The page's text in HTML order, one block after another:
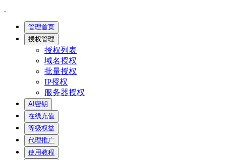
管理首页
授权管理
授权列表
域名授权
批量授权
IP授权
服务器授权
AI密钥
在线充值
等级权益
代理推广
使用教程